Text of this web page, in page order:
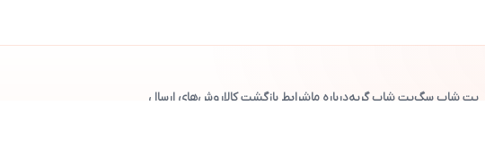
پت شاپ سگپت شاپ گربهدرباره ماشرایط بازگشت کالاروش‌های ارسال